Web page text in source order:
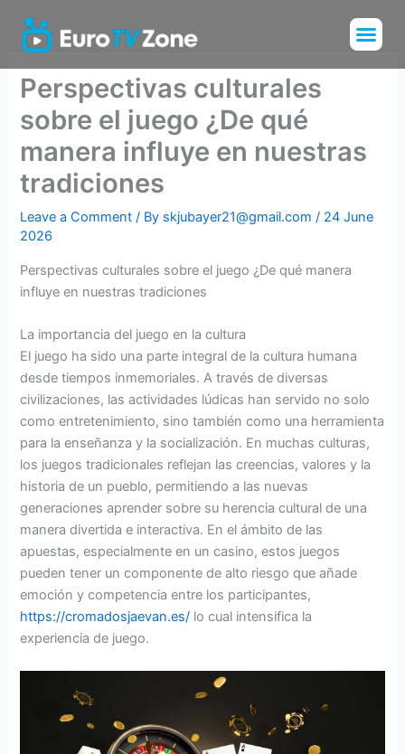
content
Perspectivas culturales
sobre el juego ¿De qué
manera influye en nuestras
tradiciones
Leave a Comment / By skjubayer21@gmail.com/ 24 June
2026
Perspectivas culturales sobre el juego ¿De qué manera
influye en nuestras tradiciones
La importancia del juego en la cultura
El juego ha sido una parte integral de la cultura humana
desde tiempos inmemoriales. A través de diversas
civilizaciones, las actividades lúdicas han servido no solo
como entretenimiento, sino también como una herramienta
para la enseñanza y la socialización. En muchas culturas,
los juegos tradicionales reflejan las creencias, valores y la
historia de un pueblo, permitiendo a las nuevas
generaciones aprender sobre su herencia cultural de una
manera divertida e interactiva. En el ámbito de las
apuestas, especialmente en un casino, estos juegos
pueden tener un componente de alto riesgo que añade
emoción y competencia entre los participantes,
https://cromadosjaevan.es/ lo cual intensifica la
experiencia de juego.